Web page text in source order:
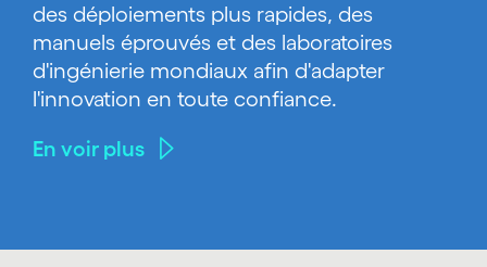
des déploiements plus rapides, des
manuels éprouvés et des laboratoires
d'ingénierie mondiaux afin d'adapter
l'innovation en toute confiance.
En voir plus